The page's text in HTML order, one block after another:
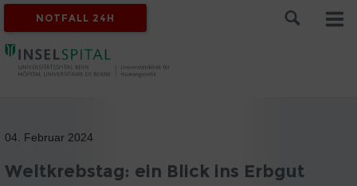
NOTFALL 24H
04. Februar 2024
Weltkrebstag: ein Blick ins Erbgut